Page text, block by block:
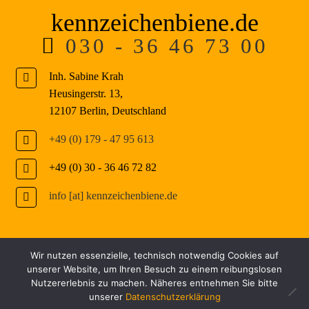
kennzeichenbiene.de
030 - 36 46 73 00
Inh. Sabine Krah
Heusingerstr. 13,
12107 Berlin, Deutschland
+49 (0) 179 - 47 95 613
+49 (0) 30 - 36 46 72 82
info [at] kennzeichenbiene.de
W
i
r
B
e
z
© 2026 kennzeichenbiene.de - Made with & by MelG
Wir nutzen essenzielle, technisch notwendig Cookies auf
unserer Website, um Ihren Besuch zu einem reibungslosen
Nutzererlebnis zu machen. Näheres entnehmen Sie bitte
unserer Datenschutzerklärung